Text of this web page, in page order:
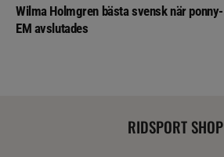
Wilma Holmgren bästa svensk när ponny-
EM avslutades
RIDSPORT SHOP